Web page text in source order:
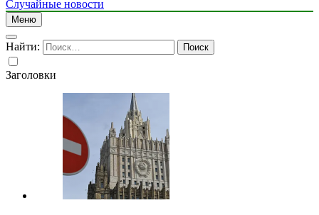
Случайные новости
Меню
Найти:
Заголовки